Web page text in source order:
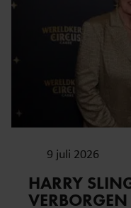
9 juli 2026
HARRY